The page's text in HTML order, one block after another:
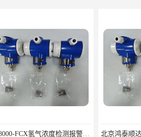
RBT-8000-FCX氢气浓度检测报警器北京地区供应商